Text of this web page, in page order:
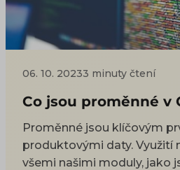
06. 10. 20233 minuty čtení
Co jsou proměnné v
Proměnné jsou klíčovým
produktovými daty. Využití
všemi našimi moduly, jako